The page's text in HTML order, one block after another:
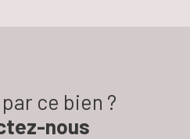
ce bien ?
nous